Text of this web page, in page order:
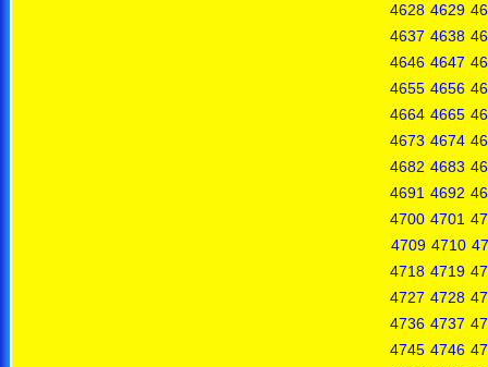
4628 4629
4637 4638
4646 4647
4655 4656
4664 4665
4673 4674
4682 4683
4691 4692
4700 4701
4709 4710
4718 4719
4727 4728
4736 4737
4745 4746